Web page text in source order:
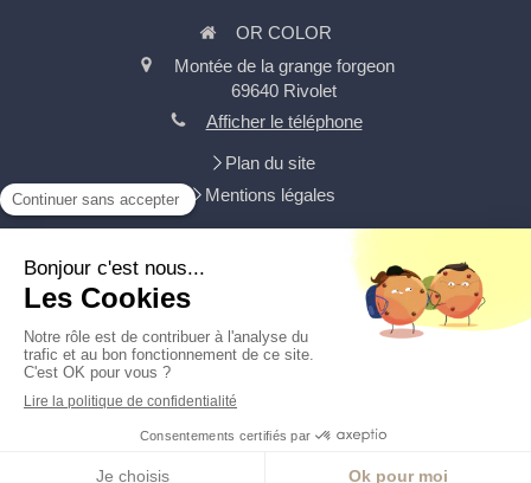
OR COLOR
Montée de la grange forgeon
69640 Rivolet
Afficher le téléphone
Plan du site
Mentions légales
Isolation intérieure, aménagement de combles, isolation
extérieure, peinture, pose de parquets, rénovation intérieure,
revêtements au sol, plâtrerie-plaques
Demander un devis
Création et référencement du site par Simplébo
Site créé grâce à HA PLUS PME